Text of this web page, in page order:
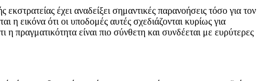
έχει αναδείξει σημαντικές παρανοήσεις τόσο για τον
εικόνα ότι οι υποδομές αυτές σχεδιάζονται κυρίως για
πραγματικότητα είναι πιο σύνθετη και συνδέεται με ευρύτερες